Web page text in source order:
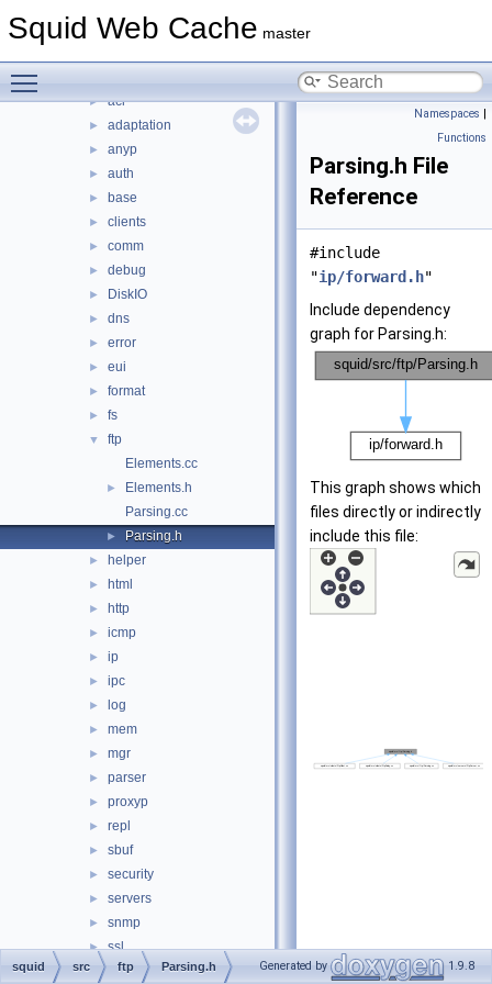
Squid Web Cache master
► lib
► acl
► adaptation
► anyp
► auth
► base
► clients
► comm
► debug
► DiskIO
► dns
► error
► eui
► format
► fs
▼
ftp
Elements.cc
►
Elements.h
Parsing.cc
► Parsing.h
► helper
► html
► http
► icmp
► ip
► ipc
► log
► mem
► mgr
► parser
► proxyp
► repl
► sbuf
► security
► servers
► snmp
► ssl
► store
Namespaces |
Functions
Parsing.h File
Reference
#include
"ip/forward.h"
Include dependency
graph for Parsing.h:
This graph shows which
files directly or indirectly
include this file:
squid src ftp Parsing.h Generated by 1.9.8